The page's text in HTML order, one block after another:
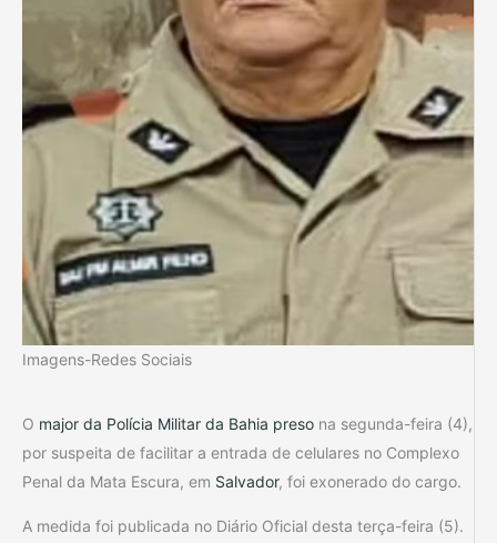
Imagens-Redes Sociais
O major da Polícia Militar da Bahia preso na segunda-feira (4),
por suspeita de facilitar a entrada de celulares no Complexo
Penal da Mata Escura, em Salvador, foi exonerado do cargo.
A medida foi publicada no Diário Oficial desta terça-feira (5).